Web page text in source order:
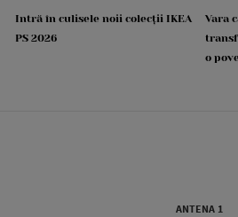
Intră în culisele noii colecții IKEA
PS 2026
Vara
o
ANTENA 1